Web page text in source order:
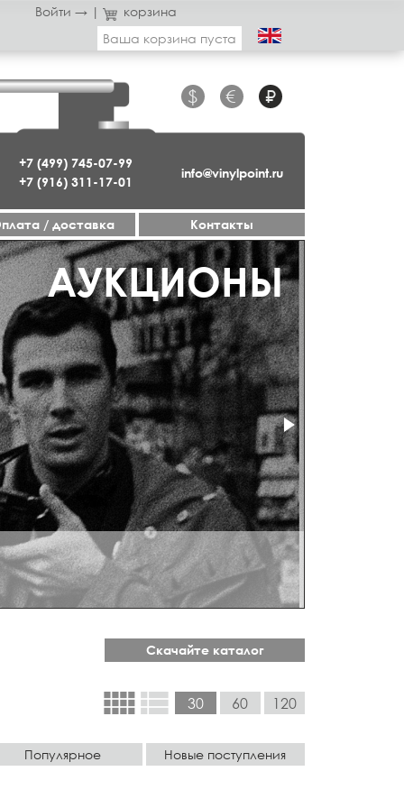
Войти → |
корзина
Ваша корзина пуста
+7 (499) 745-07-99
+7 (916) 311-17-01
$ € ₽
info@vinylpoint.ru
/ доставка Контакты
ОТКРЫТ
АУКЦИОНЫ
Скачайте каталог
view_comfyview_list 30 60 120
Популярное Новые поступления